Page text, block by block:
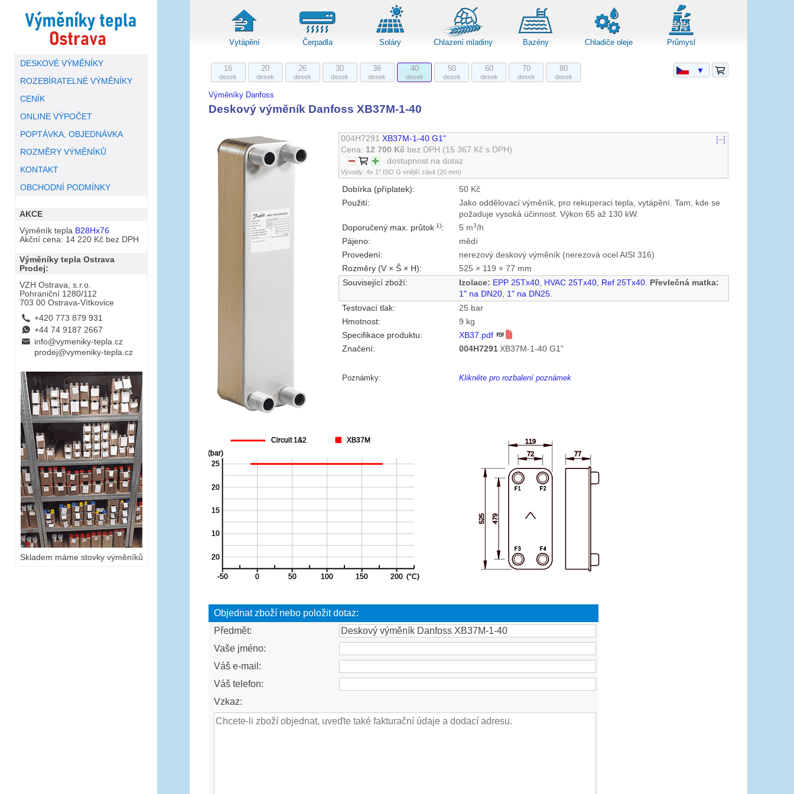
DESKOVÉ VÝMĚNÍKY
ROZEBÍRATELNÉ VÝMĚNÍKY
CENÍK
ONLINE VÝPOČET
POPTÁVKA, OBJEDNÁVKA
ROZMĚRY VÝMĚNÍKŮ
KONTAKT
OBCHODNÍ PODMÍNKY
AKCE
Výměník tepla B28Hx76
Akční cena: 14 220 Kč bez DPH
Výměníky tepla Ostrava
Prodej:
VZH Ostrava, s.r.o.
Pohraniční 1280/112
703 00 Ostrava-Vítkovice
L +420 773 879 931
E +44 74 9187 2667
B info@vymeniky-tepla.cz
prodej@vymeniky-tepla.cz
Skladem máme stovky výměníků
Vytápění Čerpadla Soláry Chlazení mladiny Bazény Chladiče oleje Průmysl
16
desek
20
desek
26
desek
30
desek
36
desek
40
desek
50
desek
60
desek
70
desek
80
desek
Výměníky Danfoss
Deskový výměník Danfoss XB37M-1-40
004H7291 XB37M-1-40 G1"
[–]
Cena: 12 700 Kčbez DPH (15 367 Kč s DPH)
dostupnost na dotaz
Vývody: 4x 1" ISO G vnější závit (20 mm)
Dobírka (příplatek):
50 Kč
Použití:
Jako oddělovací výměník, pro rekuperaci tepla, vytápění. Tam, kde se
požaduje vysoká účinnost. Výkon 65 až 130 kW.
Doporučený max. průtok 1): 5 m3/h
Pájeno:
mědí
Provedení:
nerezový deskový výměník (nerezová ocel AISI 316)
Rozměry (V × Š × H):
525 × 119 × 77 mm
Související zboží:
Izolace: EPP 25Tx40, HVAC 25Tx40, Ref 25Tx40. Převlečná matka:
1" na DN20, 1" na DN25.
Testovací tlak:
25 bar
Hmotnost:
9 kg
Specifikace produktu:
XB37.pdf
Značení:
004H7291 XB37M-1-40 G1"
Poznámky: Klikněte pro rozbalení poznámek
Objednat zboží nebo položit dotaz:
Předmět:
Vaše jméno:
Váš e-mail:
Váš telefon:
Vzkaz:
▼